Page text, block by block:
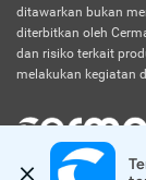
ditawarkan bukan
diterbitkan oleh
dan risiko terkait
melakukan kegiatan
© 2026 Cermati. All